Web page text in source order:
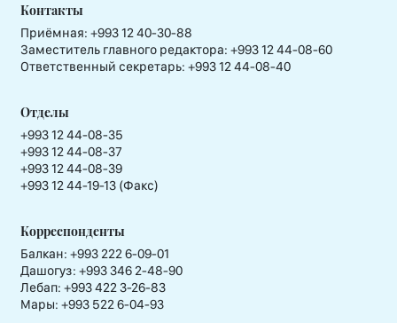
Контакты
Приёмная: +993 12 40-30-88
Заместитель главного редактора: +993 12 44-08-60
Ответственный секретарь: +993 12 44-08-40
Отделы
+993 12 44-08-35
+993 12 44-08-37
+993 12 44-08-39
+993 12 44-19-13 (Факс)
Корреспонденты
Балкан: +993 222 6-09-01
Дашогуз: +993 346 2-48-90
Лебап: +993 422 3-26-83
Мары: +993 522 6-04-93